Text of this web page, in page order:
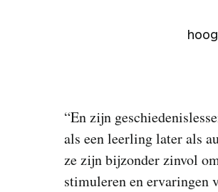
“En zijn
als een leerling later als
ze zijn bijzonder zinvol
stimuleren en ervaringen